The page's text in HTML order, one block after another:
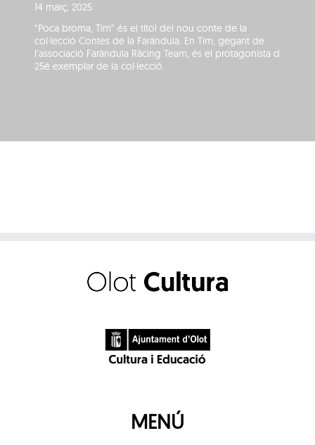
14 març, 2025
“Poca broma, Tim” és el títol del nou conte de la
col·lecció Contes de la Faràndula. En Tim, gegant de
l’associació Faràndula Ràcing Team, és el protagonista del
25è exemplar de la col·lecció.
MENÚ